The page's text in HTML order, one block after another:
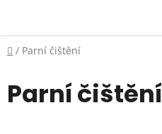
obsah
Domů
/ Parní čištění
Parní čištění